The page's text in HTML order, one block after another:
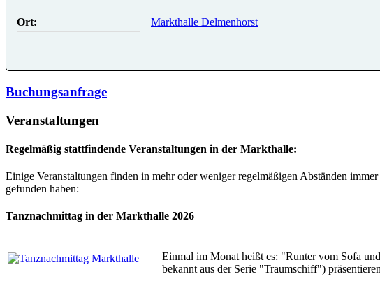
Ort: Markthalle Delmenhorst
Buchungsanfrage
Veranstaltungen
Regelmäßig stattfindende Veranstaltungen in der Markthalle:
Einige Veranstaltungen finden in mehr oder weniger regelmäßigen Abständen
gefunden haben:
Tanznachmittag in der Markthalle 2026
Einmal im Monat heißt es: "Runter vom Sofa
bekannt aus der Serie "Traumschiff")